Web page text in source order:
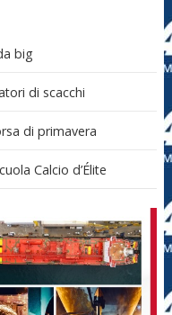
big
di scacchi
di primavera
Calcio d’Élite